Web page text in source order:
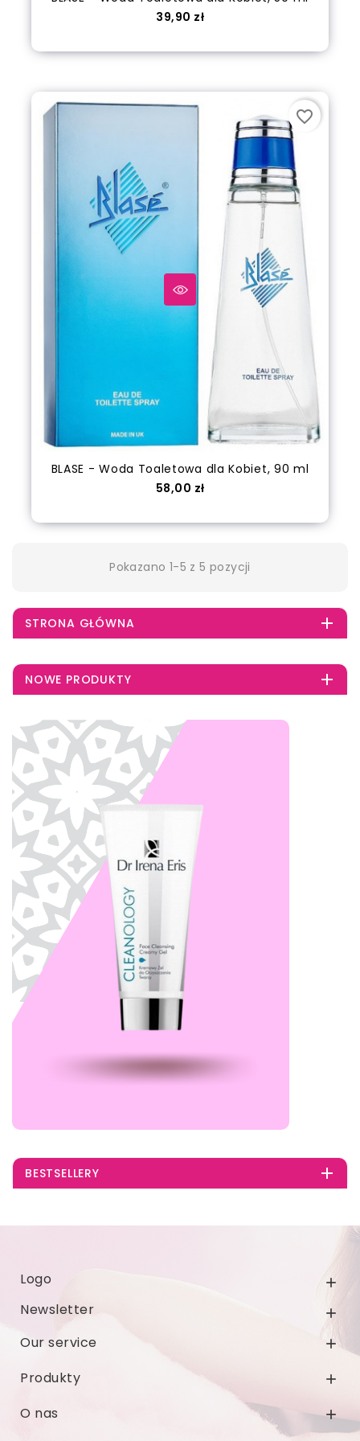
Cena
39,90 zł
BLASE - Woda Toaletowa dla Kobiet, 90 ml
Cena
58,00 zł
favorite_border
Pokazano 1-5 z 5 pozycji
STRONA GŁÓWNA 
NOWE PRODUKTY 
BESTSELLERY 
Logo 
Newsletter 
Our service 
Produkty 
O nas 